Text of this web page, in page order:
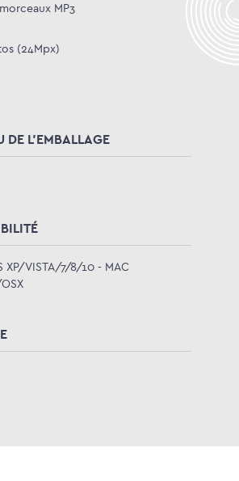
MP3
(24Mpx)
DE L'EMBALLAGE
XP/VISTA/7/8/10 - MAC